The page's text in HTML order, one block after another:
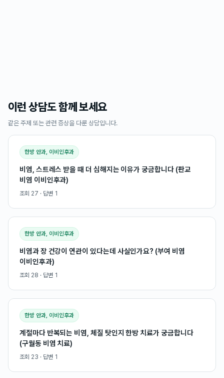
이런 상담도 함께 보세요
같은 주제 또는 관련 증상을 다룬 상담입니다.
한방 안과, 이비인후과
비염, 스트레스 받을 때 더 심해지는 이유가 궁금합니다 (판교
비염 이비인후과)
조회 27 · 답변 1
한방 안과, 이비인후과
비염과 장 건강이 연관이 있다는데 사실인가요? (부여 비염
이비인후과)
조회 28 · 답변 1
한방 안과, 이비인후과
계절마다 반복되는 비염, 체질 탓인지 한방 치료가 궁금합니다
(구월동 비염 치료)
조회 23 · 답변 1